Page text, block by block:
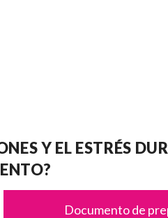
Y EL ESTRÉS
Documento de